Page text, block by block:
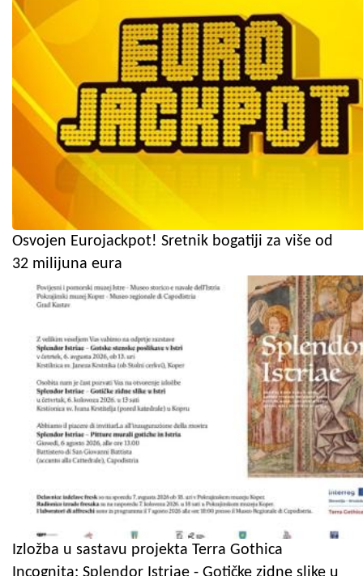
Osvojen Eurojackpot! Sretnik bogatiji za više od
32 milijuna eura
Izložba u sastavu projekta Terra Gothica
Incognita: Splendor Istriae - Gotičke zidne slike u